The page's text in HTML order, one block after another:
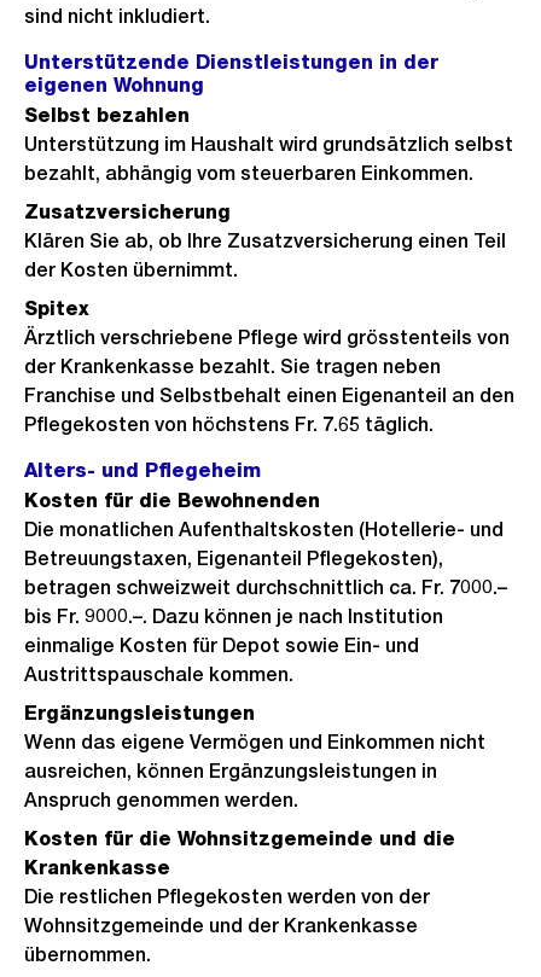
sind nicht inkludiert.
Unterstützende Dienstleistungen in der
eigenen Wohnung
Selbst bezahlen
Unterstützung im Haushalt wird grundsätzlich selbst
bezahlt, abhängig vom steuerbaren Einkommen.
Zusatzversicherung
Klären Sie ab, ob Ihre Zusatzversicherung einen Teil
der Kosten übernimmt.
Spitex
Ärztlich verschriebene Pflege wird grösstenteils von
der Krankenkasse bezahlt. Sie tragen neben
Franchise und Selbstbehalt einen Eigenanteil an den
Pflegekosten von höchstens Fr. 7.65 täglich.
Alters- und Pflegeheim
Kosten für die Bewohnenden
Die monatlichen Aufenthaltskosten (Hotellerie- und
Betreuungstaxen, Eigenanteil Pflegekosten),
betragen schweizweit durchschnittlich ca. Fr. 7000.–
bis Fr. 9000.–. Dazu können je nach Institution
einmalige Kosten für Depot sowie Ein- und
Austrittspauschale kommen.
Ergänzungsleistungen
Wenn das eigene Vermögen und Einkommen nicht
ausreichen, können Ergänzungsleistungen in
Anspruch genommen werden.
Kosten für die Wohnsitzgemeinde und die
Krankenkasse
Die restlichen Pflegekosten werden von der
Wohnsitzgemeinde und der Krankenkasse
übernommen.